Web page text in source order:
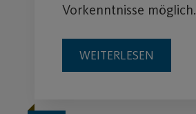
Vorkenntnisse möglich.
WEITERLESEN